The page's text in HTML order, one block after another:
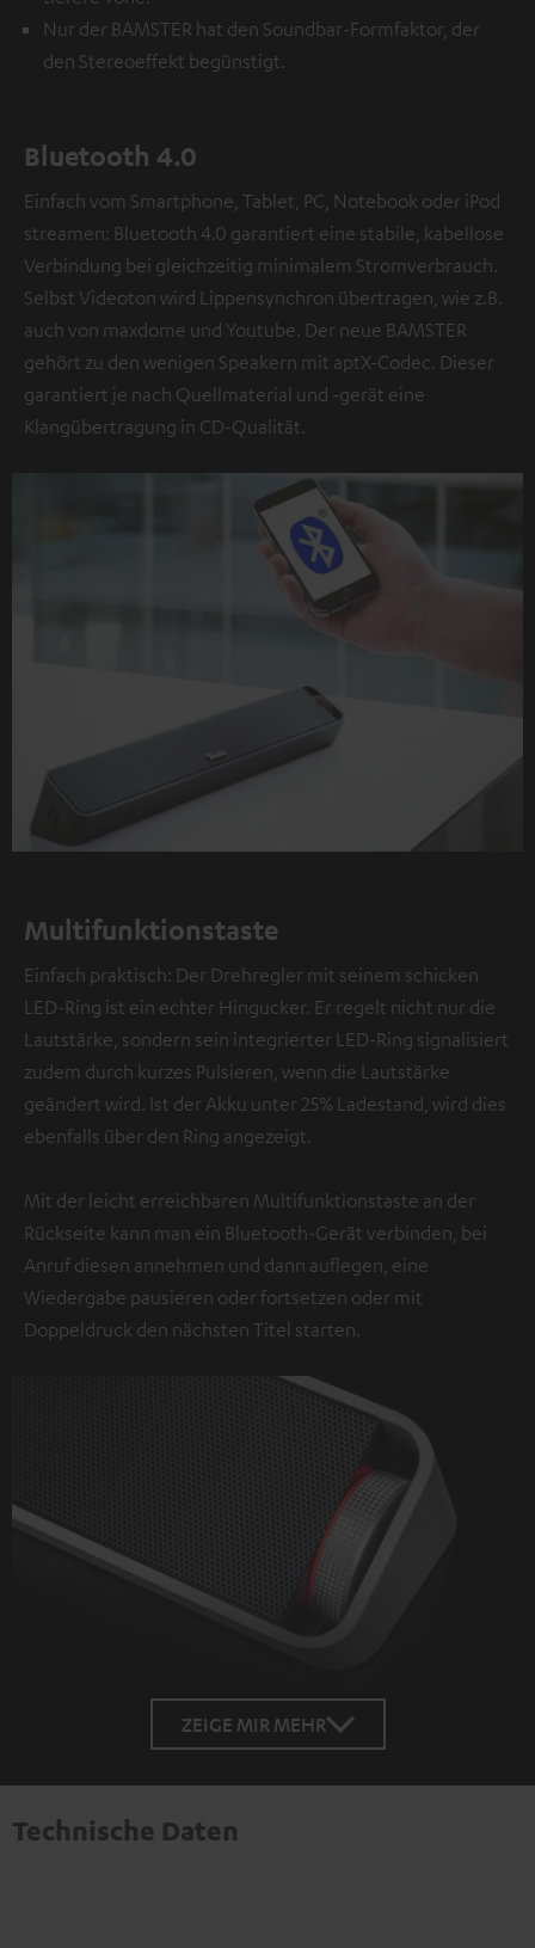
Nur der BAMSTER hat den Soundbar-Formfaktor, der
den Stereoeffekt begünstigt.
Bluetooth 4.0
Einfach vom Smartphone, Tablet, PC, Notebook oder iPod
streamen: Bluetooth 4.0 garantiert eine stabile, kabellose
Verbindung bei gleichzeitig minimalem Stromverbrauch.
Selbst Videoton wird Lippensynchron übertragen, wie z.B.
auch von maxdome und Youtube. Der neue BAMSTER
gehört zu den wenigen Speakern mit aptX-Codec. Dieser
garantiert je nach Quellmaterial und -gerät eine
Klangübertragung in CD-Qualität.
Multifunktionstaste
Einfach praktisch: Der Drehregler mit seinem schicken
LED-Ring ist ein echter Hingucker. Er regelt nicht nur die
Lautstärke, sondern sein integrierter LED-Ring signalisiert
zudem durch kurzes Pulsieren, wenn die Lautstärke
geändert wird. Ist der Akku unter 25% Ladestand, wird dies
ebenfalls über den Ring angezeigt.
Mit der leicht erreichbaren Multifunktionstaste an der
Rückseite kann man ein Bluetooth-Gerät verbinden, bei
Anruf diesen annehmen und dann auflegen, eine
Wiedergabe pausieren oder fortsetzen oder mit
Doppeldruck den nächsten Titel starten.
ZEIGE MIR MEHR
Technische Daten